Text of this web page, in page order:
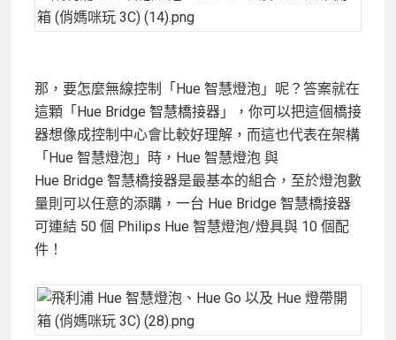
那，要怎麼無線控制「Hue 智慧燈泡」呢？答案就在
這顆「Hue Bridge 智慧橋接器」，你可以把這個橋接
器想像成控制中心會比較好理解，而這也代表在架構
「Hue 智慧燈泡」時，Hue 智慧燈泡 與
Hue Bridge 智慧橋接器是最基本的組合，至於燈泡數
量則可以任意的添購，一台 Hue Bridge 智慧橋接器
可連結 50 個 Philips Hue 智慧燈泡/燈具與 10 個配
件！